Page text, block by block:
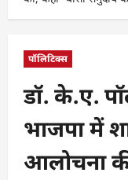
पॉलिटिक्स
डॉ. के.ए.
भाजपा में
आलोचना